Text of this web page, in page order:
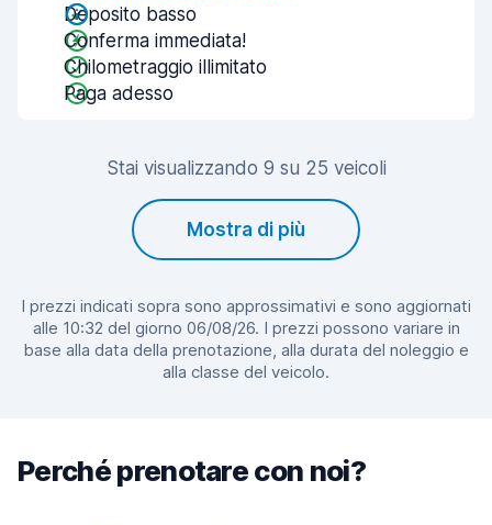
Deposito basso
Conferma immediata!
Chilometraggio illimitato
Paga adesso
Stai visualizzando 9 su 25 veicoli
Mostra di più
I prezzi indicati sopra sono approssimativi e sono aggiornati
alle 10:32 del giorno 06/08/26. I prezzi possono variare in
base alla data della prenotazione, alla durata del noleggio e
alla classe del veicolo.
Perché prenotare con noi?